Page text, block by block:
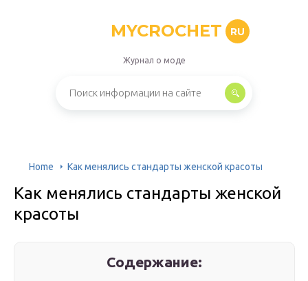
MYCROCHET RU
Журнал о моде
Home Как менялись стандарты женской красоты
Как менялись стандарты женской
красоты
Содержание: